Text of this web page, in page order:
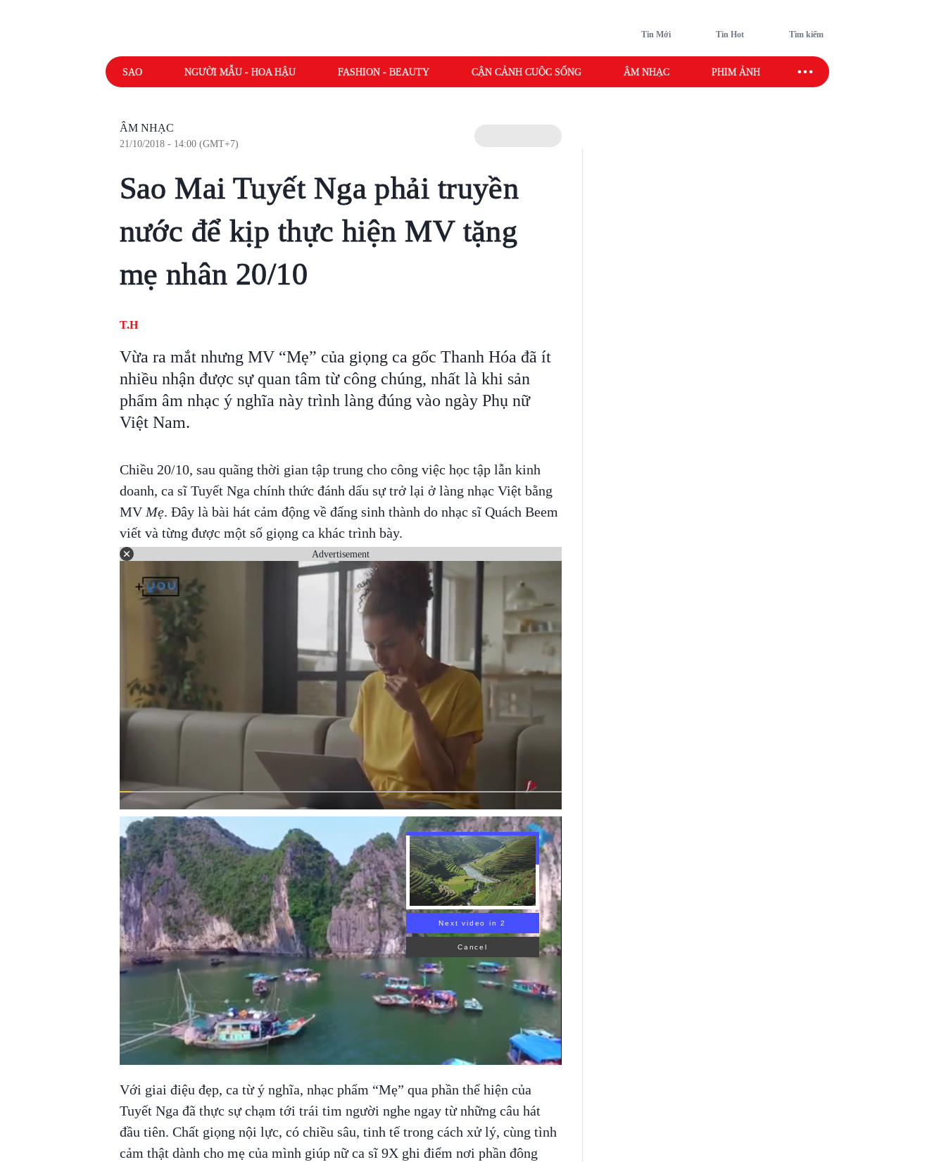
Tin Mới Tin Hot Tìm kiếm
SAO NGƯỜI MẪU - HOA HẬU FASHION - BEAUTY CẬN CẢNH CUỘC SỐNG ÂM NHẠC PHIM ẢNH SAO SPORT
ÂM NHẠC
21/10/2018 - 14:00 (GMT+7)
Sao Mai Tuyết Nga phải truyền
nước để kịp thực hiện MV tặng
mẹ nhân 20/10
T.H
Vừa ra mắt nhưng MV “Mẹ” của giọng ca gốc Thanh Hóa đã ít
nhiều nhận được sự quan tâm từ công chúng, nhất là khi sản
phẩm âm nhạc ý nghĩa này trình làng đúng vào ngày Phụ nữ
Việt Nam.
Chiều 20/10, sau quãng thời gian tập trung cho công việc học tập lẫn kinh
doanh, ca sĩ Tuyết Nga chính thức đánh dấu sự trở lại ở làng nhạc Việt bằng
MV Mẹ. Đây là bài hát cảm động về đấng sinh thành do nhạc sĩ Quách Beem
viết và từng được một số giọng ca khác trình bày.
Advertisement
Với giai điệu đẹp, ca từ ý nghĩa, nhạc phẩm “Mẹ” qua phần thể hiện của
Tuyết Nga đã thực sự chạm tới trái tim người nghe ngay từ những câu hát
đầu tiên. Chất giọng nội lực, có chiều sâu, tinh tế trong cách xử lý, cùng tình
cảm thật dành cho mẹ của mình giúp nữ ca sĩ 9X ghi điểm nơi phần đông